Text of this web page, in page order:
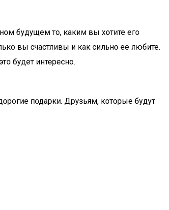
будущем то, каким вы хотите его
вы счастливы и как сильно ее любите.
будет интересно.
подарки. Друзьям, которые будут